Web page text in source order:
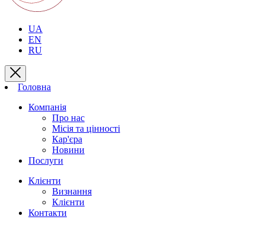
UA
EN
RU
Головна
Компанія
Про нас
Місія та цінності
Кар'єра
Новини
Послуги
Клієнти
Визнання
Клієнти
Контакти